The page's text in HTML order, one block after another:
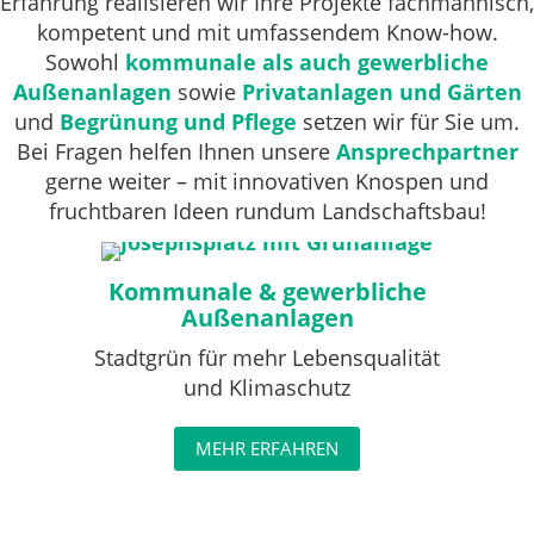
kompetent und mit umfassendem Know-how.
Sowohl kommunale als auch gewerbliche
Außenanlagen sowie Privatanlagen und Gärten
und Begrünung und Pflege setzen wir für Sie um.
Bei Fragen helfen Ihnen unsere Ansprechpartner
gerne weiter – mit innovativen Knospen und
fruchtbaren Ideen rundum Landschaftsbau!
Kommunale & gewerbliche
Außenanlagen
Stadtgrün für mehr Lebensqualität
und Klimaschutz
MEHR ERFAHREN